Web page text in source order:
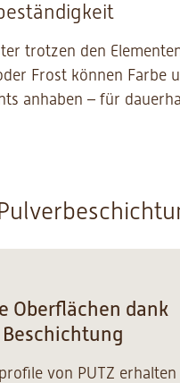
trotzen den
Frost können Farbe
anhaben – für
Oberflächen dank
von PUTZ